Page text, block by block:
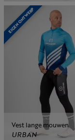
EIGEN ONTWERP
Vest lange mouwen
URBAN